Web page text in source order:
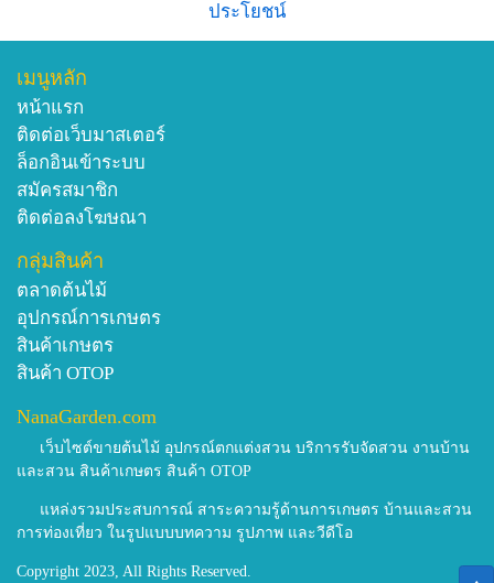
ประโยชน์
เมนูหลัก
หน้าแรก
ติดต่อเว็บมาสเตอร์
ล็อกอินเข้าระบบ
สมัครสมาชิก
ติดต่อลงโฆษณา
กลุ่มสินค้า
ตลาดต้นไม้
อุปกรณ์การเกษตร
สินค้าเกษตร
สินค้า OTOP
NanaGarden.com
เว็บไซต์ขายต้นไม้ อุปกรณ์ตกแต่งสวน บริการรับจัดสวน งานบ้าน
และสวน สินค้าเกษตร สินค้า OTOP
แหล่งรวมประสบการณ์ สาระความรู้ด้านการเกษตร บ้านและสวน
การท่องเที่ยว ในรูปแบบบทความ รูปภาพ และวีดีโอ
Copyright 2023, All Rights Reserved.